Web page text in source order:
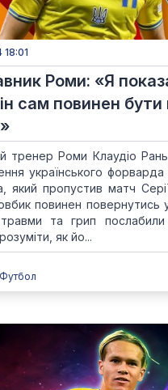
18:01
Роми: «Я
сам повинен
тренер Роми Клаудіо
українського
який пропустив матч
повинен повернутись
та грип
як йо...
Футбол